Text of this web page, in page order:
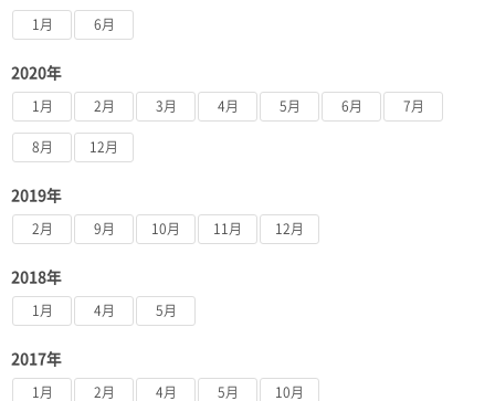
1月 6月
2020年
1月 2月 3月 4月 5月 6月 7月
8月 12月
2019年
2月 9月 10月 11月 12月
2018年
1月 4月 5月
2017年
1月 2月 4月 5月 10月